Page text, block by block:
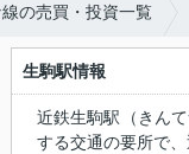
の売買・投資一覧
生駒駅情報
近鉄生駒駅（きん
する交通の要所で